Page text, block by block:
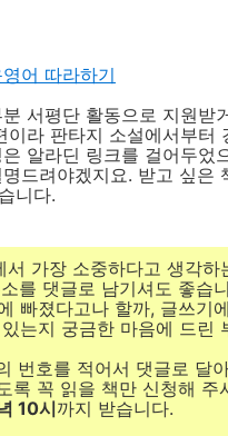
어 따라하기
서평단 활동으로 지원받
이라 판타지 소설에서부터
알라딘 링크를 걸어두었
드려야겠지요. 받고 싶은
니다.
서 가장 소중하다고 생각
를 댓글로 남기셔도 좋습
빠졌다고나 할까, 글쓰기
는지 궁금한 마음에 드린
번호를 적어서 댓글로 달
록 꼭 읽을 책만 신청해
10시까지 받습니다.